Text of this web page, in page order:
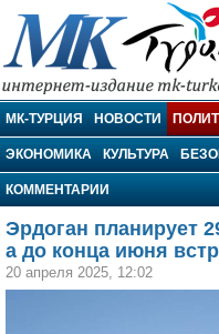
МК-Турция
МК-ТУРЦИЯ НОВОСТИ
ЭКОНОМИКА КУЛЬТУРА
КОММЕНТАРИИ
Эрдоган планирует
а до конца июня
20 апреля 2025, 12:02